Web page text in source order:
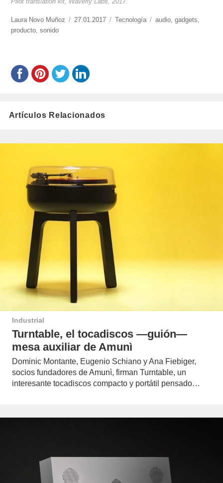
https://www.experimenta.es/author/laura-
novo-
Laura Novo Muñoz
Publicado
27.01.2017 Categorías
Tecnología Etiquetas
audio ,gadgets
producto ,sonido
Artículos Relacionados
Industrial
Turntable, el tocadiscos —guión—
mesa auxiliar de Amunì
Dominic Montante, Eugenio Schiano y Ana Fiebiger,
socios fundadores de Amunì, firman Turntable, un
interesante tocadiscos compacto y portátil pensado…